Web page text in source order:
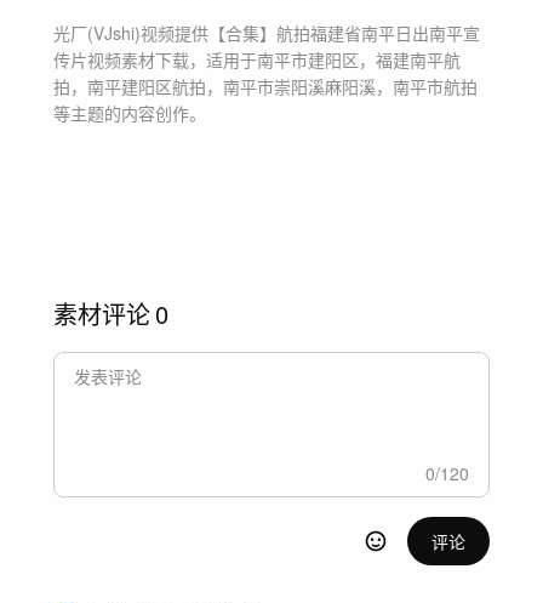
光厂(VJshi)视频提供 【合集】航拍福建省南平日出南平宣
传片视频素材下载，适用于南平市建阳区，福建南平航
拍，南平建阳区航拍，南平市崇阳溪麻阳溪，南平市航拍
等主题的内容创作。
素材评论0
0/120
评论